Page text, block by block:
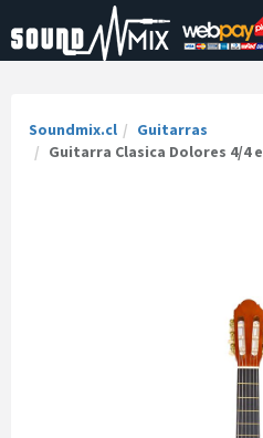
Soundmix.cl
Guitarras
Guitarra Clasica Dolores 4/4